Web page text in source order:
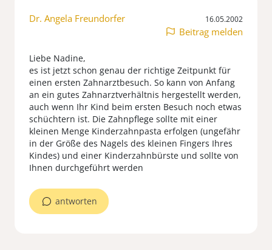
Dr. Angela Freundorfer 16.05.2002
Beitrag melden
Liebe Nadine,
es ist jetzt schon genau der richtige Zeitpunkt für
einen ersten Zahnarztbesuch. So kann von Anfang
an ein gutes Zahnarztverhältnis hergestellt werden,
auch wenn Ihr Kind beim ersten Besuch noch etwas
schüchtern ist. Die Zahnpflege sollte mit einer
kleinen Menge Kinderzahnpasta erfolgen (ungefähr
in der Größe des Nagels des kleinen Fingers Ihres
Kindes) und einer Kinderzahnbürste und sollte von
Ihnen durchgeführt werden
antworten